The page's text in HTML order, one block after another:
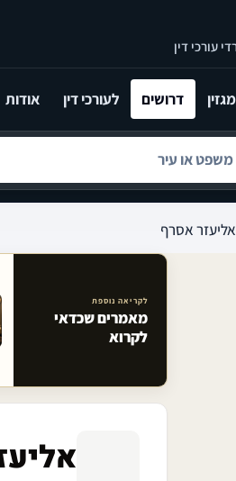
עורכי דין
מגזין דרושים לעורכי דין אודות
משפט או עיר
אליעזר אסרף
מאמרים קשורים באתר
לקריאה נוספת
מאמרים שכדאי
לקרוא